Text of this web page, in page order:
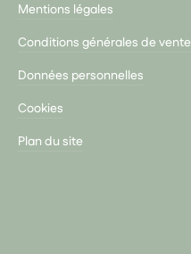
Mentions légales
Conditions générales de vente
Données personnelles
Cookies
Plan du site